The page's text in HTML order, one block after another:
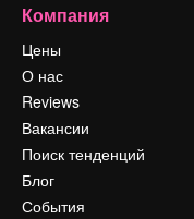
Компания
Цены
О нас
Reviews
Вакансии
Поиск тенденций
Блог
События